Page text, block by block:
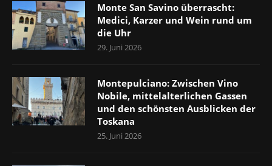
Monte San Savino überrascht:
Medici, Karzer und Wein rund um
die Uhr
29. Juni 2026
Montepulciano: Zwischen Vino
Nobile, mittelalterlichen Gassen
und den schönsten Ausblicken der
Toskana
25. Juni 2026